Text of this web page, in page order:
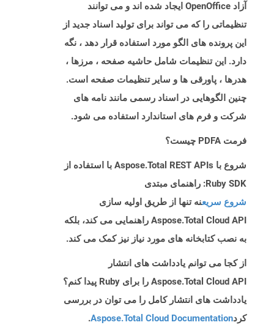
آزاد OpenOffice ایجاد شده اند و می توانند
تنظیماتی را که می تواند برای تولید اسناد جدید از
این پرونده های الگو مورد استفاده قرار دهد ، نگه
دارد. این تنظیمات شامل حاشیه صفحه ، مرزها ،
هدرها ، پاورقی ها و سایر تنظیمات صفحه است.
چنین الگوهایی در اسناد رسمی مانند نامه های
شرکت و فرم های استاندارد استفاده می شود.
فرمت PDFA چیست؟
شروع با Aspose.Total REST APIs با استفاده از
Ruby SDK: راهنمای مبتدی
شروع سریعنه تنها از طریق اولیه سازی
Aspose.Total Cloud API راهنمایی می کند، بلکه
به نصب کتابخانه های مورد نیاز نیز کمک می کند.
از کجا می توانم یادداشت های انتشار
Aspose.Total Cloud API را برای Ruby پیدا کنم؟
یادداشت های انتشار کامل را می توان در بررسی
کردAspose.Total Cloud Documentation
.